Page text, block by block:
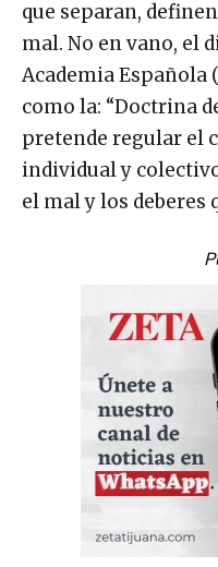
que separan,
mal. No en vano, el
Academia Española
como la: “Doctrina
pretende regular el
individual y
el mal y los deberes